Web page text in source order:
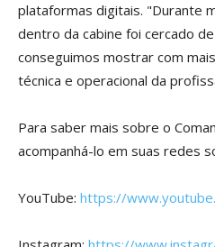
plataformas digitais. "Durante
dentro da cabine foi cercado
conseguimos mostrar com
técnica e operacional da
Para saber mais sobre o
acompanhá-lo em suas redes
YouTube: https://